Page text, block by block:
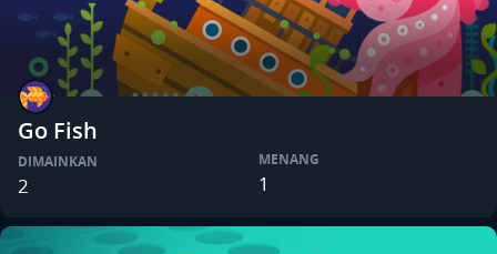
Go Fish
DIMAINKAN
2
MENANG
1